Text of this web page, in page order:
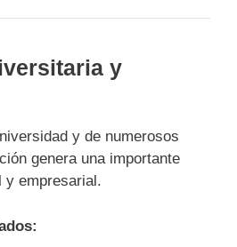
y
y de numerosos
genera una importante
y empresarial.